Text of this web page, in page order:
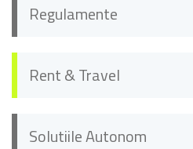
Regulamente
Rent & Travel
Solutiile Autonom